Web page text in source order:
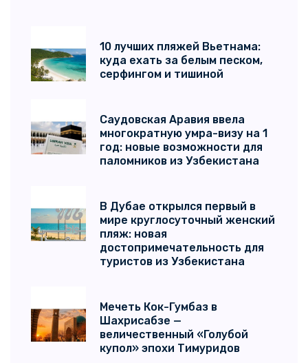
10 лучших пляжей Вьетнама:
куда ехать за белым песком,
серфингом и тишиной
Саудовская Аравия ввела
многократную умра-визу на 1
год: новые возможности для
паломников из Узбекистана
В Дубае открылся первый в
мире круглосуточный женский
пляж: новая
достопримечательность для
туристов из Узбекистана
Мечеть Кок-Гумбаз в
Шахрисабзе —
величественный «Голубой
купол» эпохи Тимуридов